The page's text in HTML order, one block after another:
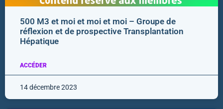
500 M3 et moi et moi et moi – Groupe de
réflexion et de prospective Transplantation
Hépatique
ACCÉDER
14 décembre 2023